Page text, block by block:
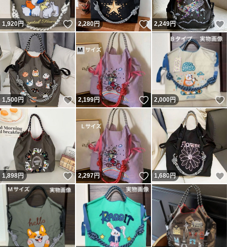
1,920円 いいね！
2,280円 いいね！
2,249円
1,500円 いいね！
2,199円 いいね！
2,000円
1,898円 いいね！
2,297円 いいね！
1,680円